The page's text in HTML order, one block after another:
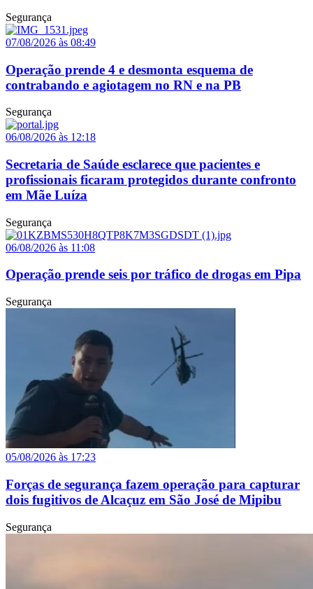
Segurança
07/08/2026 às 08:49
Operação prende 4 e desmonta esquema de
contrabando e agiotagem no RN e na PB
Segurança
06/08/2026 às 12:18
Secretaria de Saúde esclarece que pacientes e
profissionais ficaram protegidos durante confronto
em Mãe Luíza
Segurança
06/08/2026 às 11:08
Operação prende seis por tráfico de drogas em Pipa
Segurança
05/08/2026 às 17:23
Forças de segurança fazem operação para capturar
dois fugitivos de Alcaçuz em São José de Mipibu
Segurança